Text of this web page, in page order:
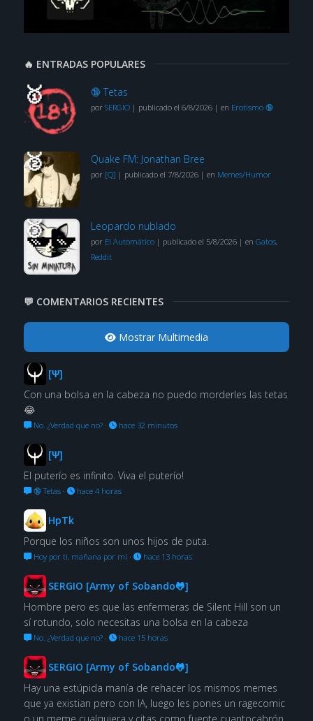
🔥 ENTRADAS POPULARES
🔞 Tetas
por SERGIO| publicado el 6/8/2026| en Erotismo 🔞
Quake FM: Jonathan Bree
por [Q] | publicado el 7/8/2026| en Memes/Humor
Leopardo nublado
por El Automático| publicado el 5/8/2026| en Gatos,
Reddit
💬 COMENTARIOS RECIENTES
Mostrar Multimedia
[Ψ]
Con una bolsa en la cabeza no puedo morderles las tetas
😂
No. ¿Verdad que no?· hace 32 minutos
[Ψ]
El puterío es infinito. Viva el puterío!
🔞 Tetas· hace 4 horas
HpTk
Porque los niños son unos hijos de puta.
Hoy por ti, mañana por mí· hace 13 horas
SERGIO [Army of Sobando🐸]
Hombre pero es que las enfermeras de Silent Hill son un
sí rotundo, solo necesitas una bolsa en la cabeza
No. ¿Verdad que no?· hace 15 horas
SERGIO [Army of Sobando🐸]
Hay una estúpida manía de rehacer los mismos memes
que ya existian pero con IA, luego les pones un ragecomic
o un meme cualquiera y citas como fuente cuantocabrón